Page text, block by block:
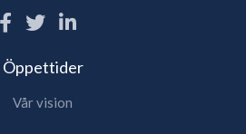
Öppettider
Vår vision